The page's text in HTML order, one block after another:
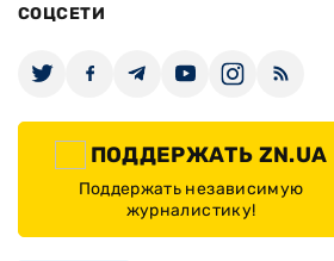
СОЦСЕТИ
ПОДДЕРЖАТЬ ZN.UA
Поддержать независимую
журналистику!